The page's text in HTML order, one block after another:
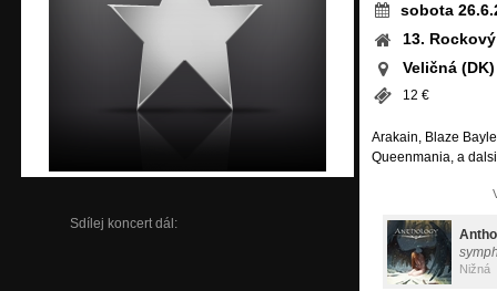
Sdílej koncert dál:
sobota
13.
Veličná (DK)
12 €
Arakain, Blaze
Queenmania, a dalsi
Nižná